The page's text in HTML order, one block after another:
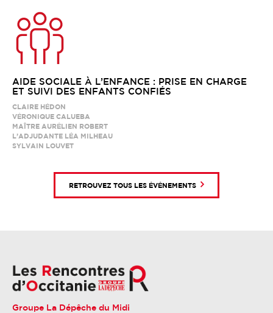
AIDE SOCIALE À L’ENFANCE : PRISE EN CHARGE
ET SUIVI DES ENFANTS CONFIÉS
CLAIRE HÉDON
VÉRONIQUE CALUEBA
MAÎTRE AURÉLIEN ROBERT
L’ADJUDANTE LÉA MILHEAU
SYLVAIN LOUVET
RETROUVEZ TOUS LES ÉVÉNEMENTS
Groupe La Dépêche du Midi